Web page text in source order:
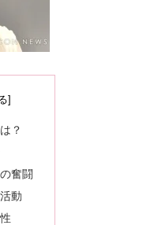
？
奮闘
動